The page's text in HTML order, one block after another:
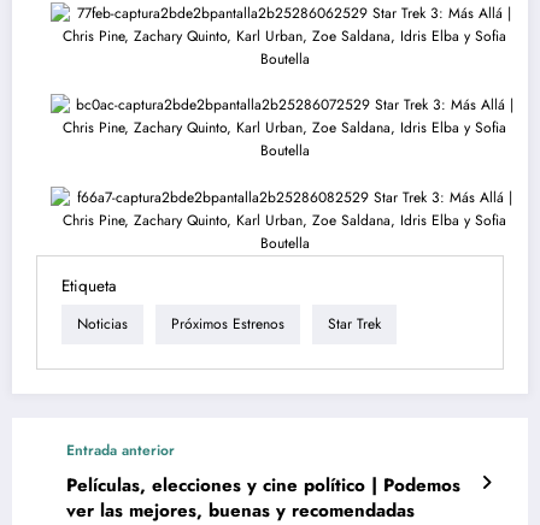
Etiqueta
Noticias Próximos Estrenos Star Trek
Entrada anterior
Películas, elecciones y cine político | Podemos
ver las mejores, buenas y recomendadas